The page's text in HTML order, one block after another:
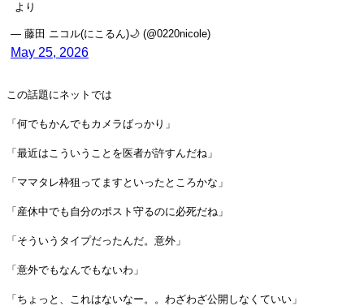
より
— 藤田 ニコル(にこるん)🌙 (@0220nicole)
May 25, 2026
この話題にネットでは
「何でもかんでもカメラばっかり」
「最近はこういうことを医者が許すんだね」
「ママタレ枠狙ってますといったところかな」
「産休中でも自分のポスト守るのに必死だね」
「そういうタイプだったんだ。意外」
「意外でもなんでもないわ」
「ちょっと、これはないなー。。わざわざ公開しなくていい」